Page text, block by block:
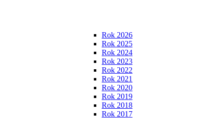
Rok 2026
Rok 2025
Rok 2024
Rok 2023
Rok 2022
Rok 2021
Rok 2020
Rok 2019
Rok 2018
Rok 2017